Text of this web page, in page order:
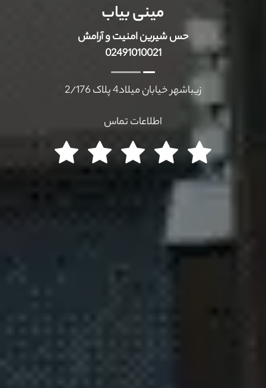
مینی بیاب
حس شیرین امنیت و آرامش
02491010021
زیباشهر خیابان میلاد4 پلاک 2/176
اطلاعات تماس